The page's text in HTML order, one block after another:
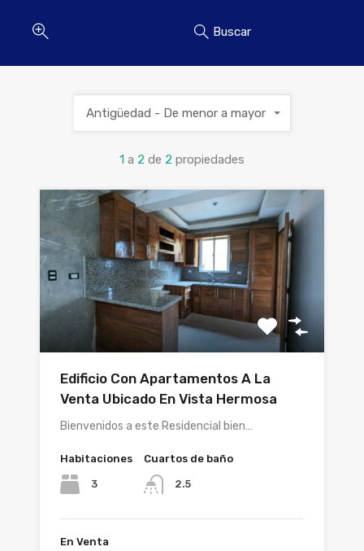
Buscar
1 a 2 de 2 propiedades
Antigüedad - De menor a mayor
Edificio Con Apartamentos A La
Venta Ubicado En Vista Hermosa
Bienvenidos a este Residencial bien…
Habitaciones
3
Cuartos de baño
2.5
En Venta